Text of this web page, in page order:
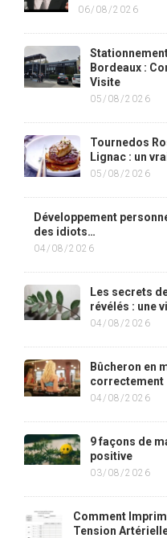
06/08/2026
Bordeaux :
Visite
05/08/2026
Tournedos
Lignac : un
05/08/2026
Développement
des idiots…
04/08/2026
Les secrets
révélés : une
04/08/2026
Bûcheron en
correctement
04/08/2026
9 façons de
positive
03/08/2026
Comment
Tension